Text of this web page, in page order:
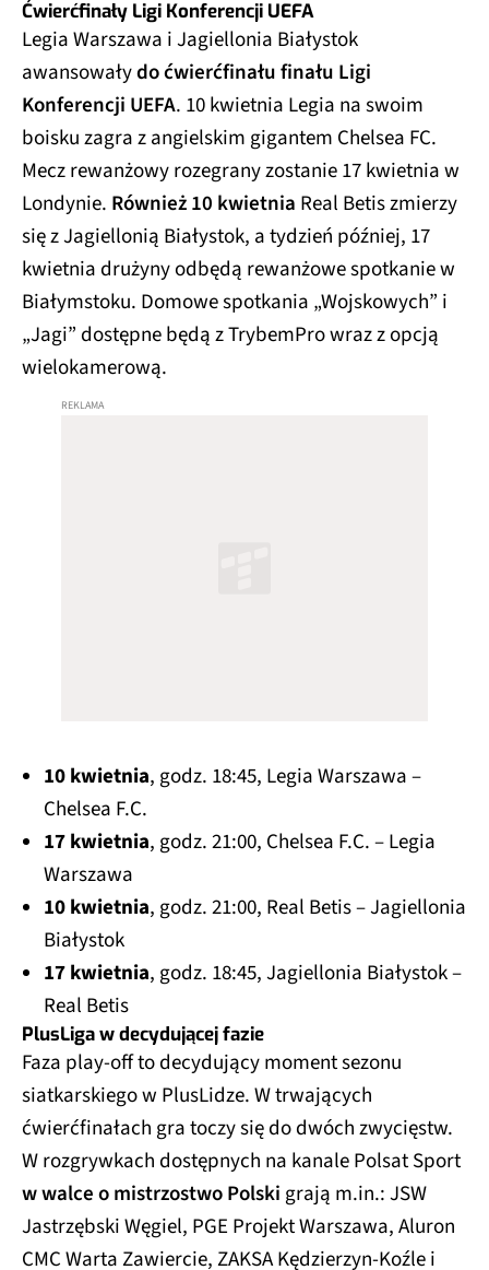
Ćwierćfinały Ligi Konferencji UEFA
Legia Warszawa i Jagiellonia Białystok
awansowałydo ćwierćfinału finału Ligi
Konferencji UEFA. 10 kwietnia Legia na swoim
boisku zagra z angielskim gigantem Chelsea FC.
Mecz rewanżowy rozegrany zostanie 17 kwietnia w
Londynie. Również 10 kwietnia Real Betis zmierzy
się z Jagiellonią Białystok, a tydzień później, 17
kwietnia drużyny odbędą rewanżowe spotkanie w
Białymstoku. Domowe spotkania „Wojskowych” i
„Jagi” dostępne będą z TrybemPro wraz z opcją
wielokamerową.
10 kwietnia, godz. 18:45, Legia Warszawa –
Chelsea F.C.
17 kwietnia, godz. 21:00, Chelsea F.C. – Legia
Warszawa
10 kwietnia, godz. 21:00, Real Betis – Jagiellonia
Białystok
17 kwietnia, godz. 18:45, Jagiellonia Białystok –
Real Betis
PlusLiga w decydującej fazie
Faza play-off to decydujący moment sezonu
siatkarskiego w PlusLidze. W trwających
ćwierćfinałach gra toczy się do dwóch zwycięstw.
W rozgrywkach dostępnych na kanale Polsat Sport
w walce o mistrzostwo Polski grają m.in.: JSW
Jastrzębski Węgiel, PGE Projekt Warszawa, Aluron
CMC Warta Zawiercie, ZAKSA Kędzierzyn-Koźle i